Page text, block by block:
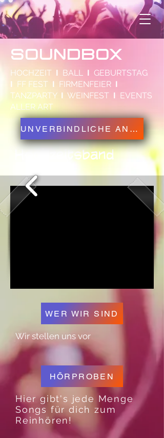
SOUNDBOX
Hochzeitsband
HOCHZEIT I BALL I GEBURTSTAG
I FF FEST I FIRMENFEIER I
TANZPARTY I WEINFEST I EVENTS
ALLER ART
UNVERBINDLICHE ANFRAGE
WER WIR SIND
Wir stellen uns vor
HÖRPROBEN
Hier gibt's jede Menge
Songs für dich zum
Reinhören!